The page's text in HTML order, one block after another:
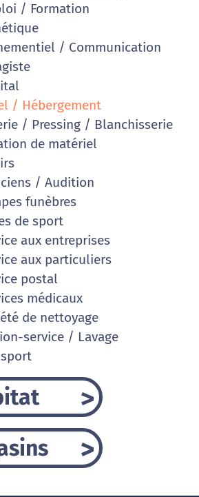
/ Formation
/ Communication
/ Hébergement
/ Pressing / Blanchisserie
de matériel
/ Audition
funèbres
de sport
aux entreprises
aux particuliers
postal
médicaux
de nettoyage
service / Lavage